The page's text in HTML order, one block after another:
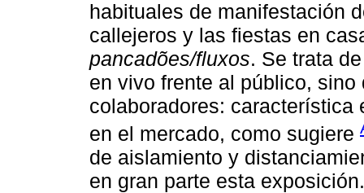
habituales de manifestación
callejeros y las fiestas en
pancadões/fluxos. Se trata
en vivo frente al público,
colaboradores: característica
en el mercado, como sugiere
de aislamiento y
en gran parte esta exposición.